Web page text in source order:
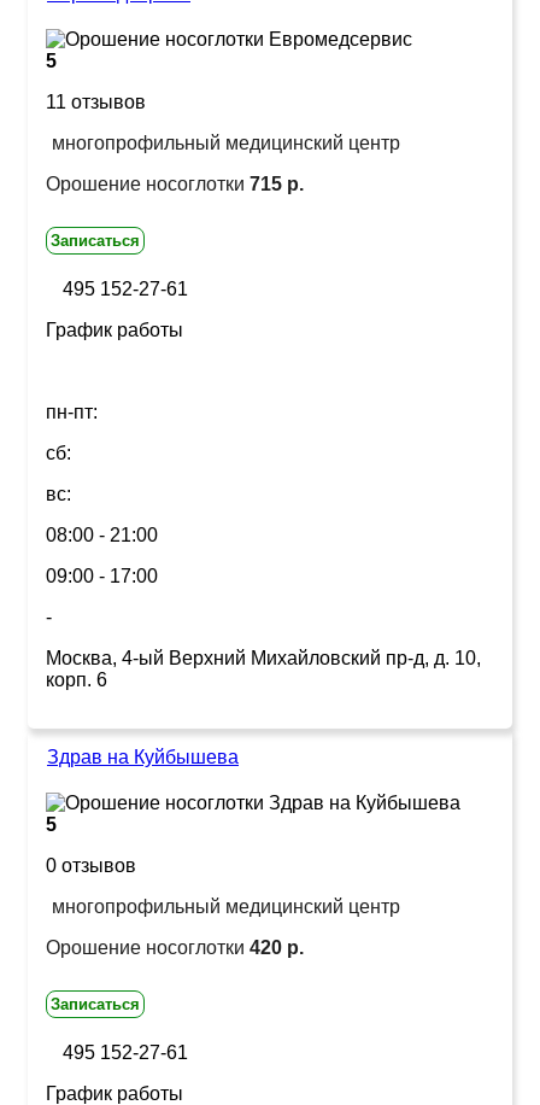
5
11 отзывов
многопрофильный медицинский центр
Орошение носоглотки 715 р.
Записаться
495 152-27-61
График работы
пн-пт:
сб:
вс:
08:00 - 21:00
09:00 - 17:00
-
Москва, 4-ый Верхний Михайловский пр-д, д. 10,
корп. 6
Здрав на Куйбышева
5
0 отзывов
многопрофильный медицинский центр
Орошение носоглотки 420 р.
Записаться
495 152-27-61
График работы